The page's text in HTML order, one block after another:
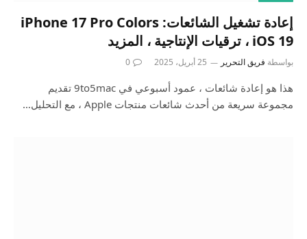
إعادة تشغيل الشائعات: iPhone 17 Pro Colors
، iOS 19 ترقيات الإنتاجية ، المزيد
بواسطة فريق التحرير 25 أبريل، 2025 0
هذا هو إعادة شائعات ، عمود أسبوعي في 9to5mac تقديم
مجموعة سريعة من أحدث شائعات منتجات Apple ، مع التحليل…